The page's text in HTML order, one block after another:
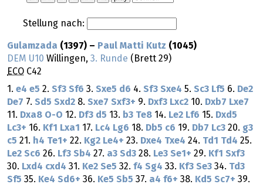
Stellung nach:
Gulamzada (1397) – Paul Matti Kutz (1045)
DEM U10 Willingen, 3. Runde (Brett 29)
ECO C42
1. e4 e5 2. Sf3 Sf6 3. Sxe5 d6 4. Sf3 Sxe4 5. Sc3 Lf5 6. De2
De7 7. Sd5 Sxd2 8. Sxe7 Sxf3+ 9. Dxf3 Lxc2 10. Dxb7 Lxe7
11. Dxa8 O-O 12. Df3 d5 13. b3 Te8 14. Le2 Lf6 15. Dxd5
Lc3+ 16. Kf1 Lxa1 17. Lc4 Lg6 18. Db5 c6 19. Db7 Lc3 20. g3
c5 21. h4 Te1+ 22. Kg2 Le4+ 23. Dxe4 Txe4 24. Td1 Td4 25.
Le2 Sc6 26. Lf3 Sb4 27. a3 Sd3 28. Le3 Se1+ 29. Kf1 Sxf3
30. Lxd4 cxd4 31. Ke2 Se5 32. f4 Sg4 33. Kf3 Se3 34. Td3
Sf5 35. Ke4 Sd6+ 36. Ke5 Sb5 37. a4 f6+ 38. Kd5 Sc7+ 39.